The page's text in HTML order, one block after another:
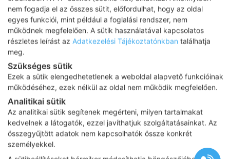
nem fogadja el az összes sütit, előfordulhat, hogy az oldal
egyes funkciói, mint például a foglalási rendszer, nem
működnek megfelelően. A sütik használatával kapcsolatos
részletes leírást az Adatkezelési Tájékoztatónkban találhatja
meg.
Szükséges sütik
Ezek a sütik elengedhetetlenek a weboldal alapvető funkcióinak
működéséhez, ezek nélkül az oldal nem működik megfelelően.
Analitikai sütik
Az analitikai sütik segítenek megérteni, milyen tartalmakat
kedvelnek a látogatók, ezzel javíthatjuk szolgáltatásainkat. Az
összegyűjtött adatok nem kapcsolhatók össze konkrét
személyekkel.
Adatkezelési tájékoztató
Impresszum
Karrier
Az oldalon feltüntetett árak az ÁFÁ-t tartalmazzák!
A képek a Shutterstock.com és a Canva.com licence alapján
kerültek felhasználásra.
Copyright 2026 © Prima Medica Egészségközpontok . Minden jog